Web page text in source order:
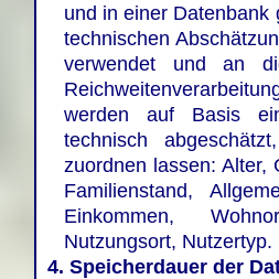
und in einer Datenbank
technischen
verwendet und an
werden auf Basis
technisch
zuordnen lassen: Alter,
Familienstand,
Einkommen,
Nutzungsort, Nutzertyp.
4. Speicherdauer der